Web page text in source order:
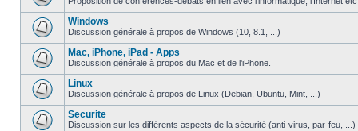
Windows
Discussion générale à propos de Windows (10, 8.1, ...)
Mac, iPhone, iPad - Apps
Discussion générale à propos du Mac et de l'iPhone.
Linux
Discussion générale à propos de Linux (Debian, Ubuntu, Mint, ...)
Securite
Discussion sur les différents aspects de la sécurité (anti-virus, par-feu, ...)